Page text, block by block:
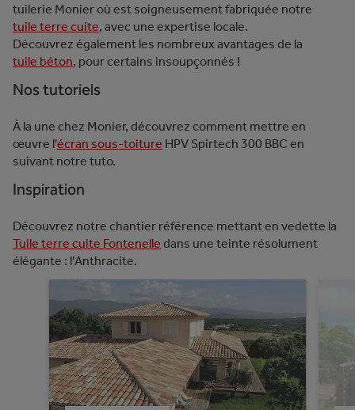
tuilerie Monier où est soigneusement fabriquée notre
tuile terre cuite, avec une expertise locale.
Découvrez également les nombreux avantages de la
tuile béton, pour certains insoupçonnés !
Nos tutoriels
À la une chez Monier, découvrez comment mettre en
œuvre l'écran sous-toiture HPV Spirtech 300 BBC en
suivant notre tuto.
Inspiration
Découvrez notre chantier référence mettant en vedette la
Tuile terre cuite Fontenelle dans une teinte résolument
élégante : l'Anthracite.